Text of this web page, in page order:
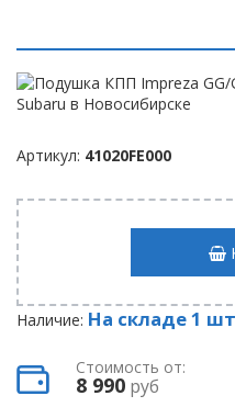
Артикул: 41020FE000
Наличие: На складе 1
Стоимость от:
8 990 руб